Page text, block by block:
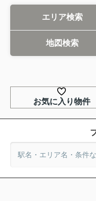
エリア検索
地図検索
お気に入り物件